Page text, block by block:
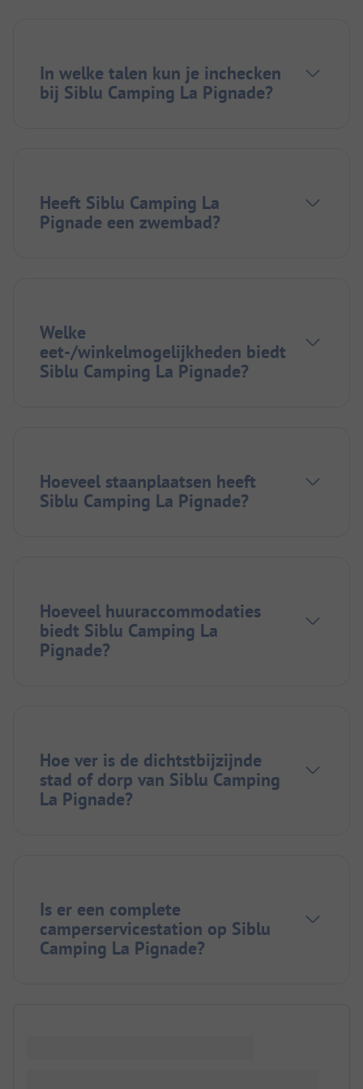
In welke talen kun je inchecken
bij Siblu Camping La Pignade?
Heeft Siblu Camping La
Pignade een zwembad?
Welke
eet-/winkelmogelijkheden biedt
Siblu Camping La Pignade?
Hoeveel staanplaatsen heeft
Siblu Camping La Pignade?
Hoeveel huuraccommodaties
biedt Siblu Camping La
Pignade?
Hoe ver is de dichtstbijzijnde
stad of dorp van Siblu Camping
La Pignade?
Is er een complete
camperservicestation op Siblu
Camping La Pignade?